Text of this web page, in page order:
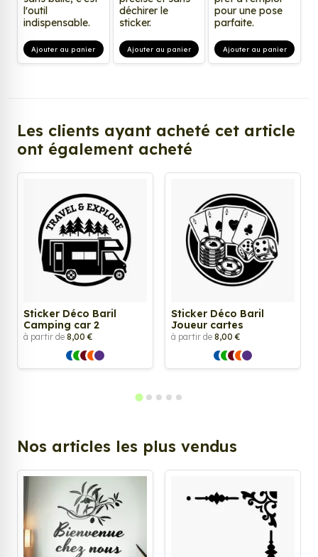
l'outil
indispensable.
Ajouter au panier
déchirer le
sticker.
Ajouter au panier
pour une pose
parfaite.
Ajouter au panier
Les clients ayant acheté cet article
ont également acheté
Sticker Déco Baril
Camping car 2
à partir de 8,00 €
Sticker Déco Baril
Joueur cartes
à partir de 8,00 €
Nos articles les plus vendus